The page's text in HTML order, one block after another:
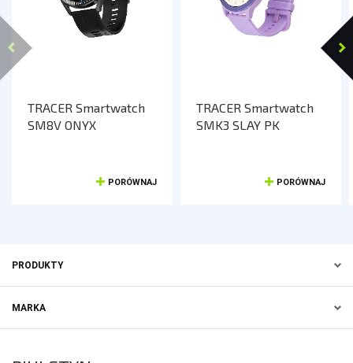
TRACER Smartwatch
SM8V ONYX
PORÓWNAJ
TRACER Smartwatch
SMK3 SLAY PK
PORÓWNAJ
PRODUKTY
MARKA